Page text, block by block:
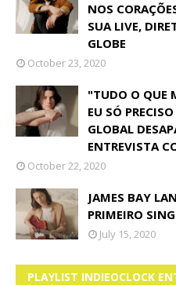
NOS
SUA LIVE,
GLOBE
October 23, 2020
"TUDO O QUE
EU SÓ
GLOBAL
ENTREVISTA
October 22, 2020
JAMES BAY
PRIMEIRO
July 15, 2020
PLAYLIST INDIEOCLOCK